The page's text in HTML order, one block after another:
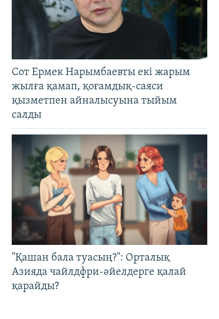
Сот Ермек Нарымбаевты екі жарым
жылға қамап, қоғамдық-саяси
қызметпен айналысуына тыйым
салды
"Қашан бала туасың?": Орталық
Азияда чайлдфри-әйелдерге қалай
қарайды?